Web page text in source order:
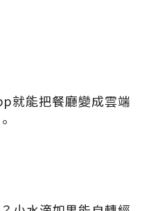
就能把餐廳變成雲端